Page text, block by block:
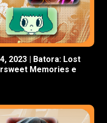
2023 | Batora: Lost
Memories e